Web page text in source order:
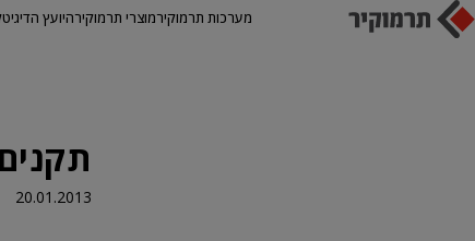
מערכות תרמוקירמוצרי תרמוקירהיועץ
20.01.2013